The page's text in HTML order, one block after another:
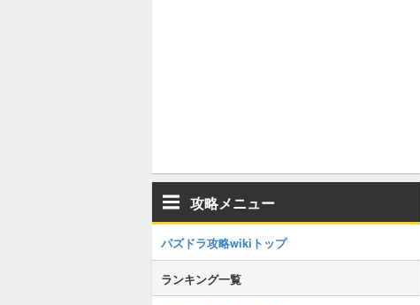
攻略メニュー
パズドラ攻略wikiトップ
ランキング一覧